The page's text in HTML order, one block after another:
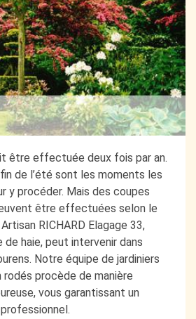
être effectuée deux fois par an.
de l’été sont les moments les
y procéder. Mais des coupes
être effectuées selon le
RICHARD Elagage 33,
haie, peut intervenir dans
Notre équipe de jardiniers
procède de manière
vous garantissant un